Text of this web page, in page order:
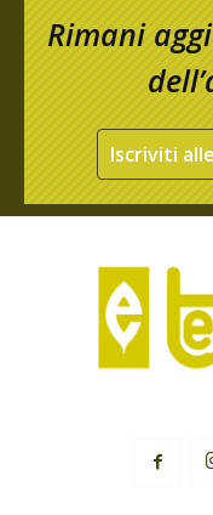
Rimani
Iscriviti